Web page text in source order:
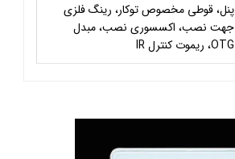
پنل، قوطی مخصوص توکار، رینگ فلزی
جهت نصب، اکسسوری نصب، مبدل
OTG، ریموت کنترل IR